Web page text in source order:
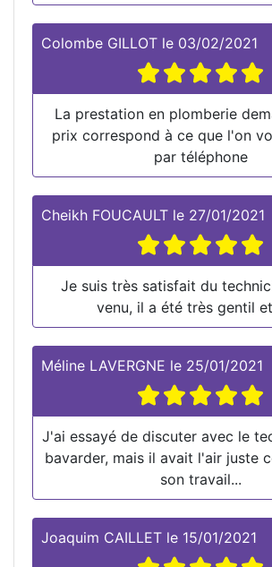
Colombe GILLOT le 03/02/2021
La prestation en plomberie
prix correspond à ce que l'on
par téléphone
Cheikh FOUCAULT le 27/01/2021
Je suis très satisfait du
venu, il a été très gentil
Méline LAVERGNE le 25/01/2021
J'ai essayé de discuter avec le
bavarder, mais il avait l'air juste
son travail...
Joaquim CAILLET le 15/01/2021